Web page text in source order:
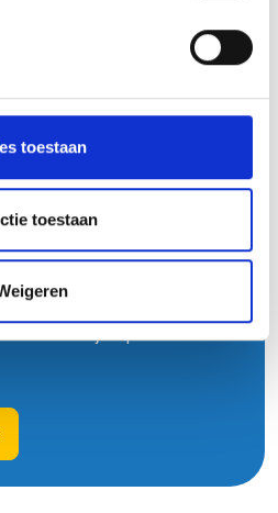
toestaan
toestaan
op voor de mogelijkheden,
de mail?
betaal veilig online via
met je op voor een